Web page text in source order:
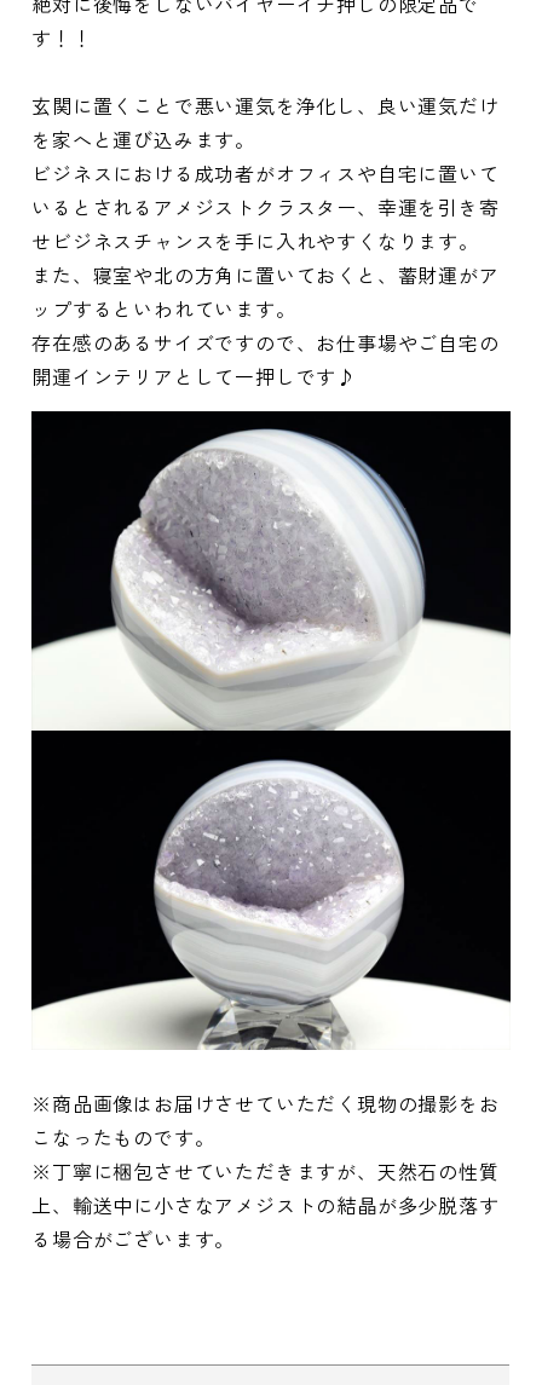
す！！
玄関に置くことで悪い運気を浄化し、良い運気だけ
を家へと運び込みます。
ビジネスにおける成功者がオフィスや自宅に置いて
いるとされるアメジストクラスター、幸運を引き寄
せビジネスチャンスを手に入れやすくなります。
また、寝室や北の方角に置いておくと、蓄財運がア
ップするといわれています。
存在感のあるサイズですので、お仕事場やご自宅の
開運インテリアとして一押しです♪
※商品画像はお届けさせていただく現物の撮影をお
こなったものです。
※丁寧に梱包させていただきますが、天然石の性質
上、輸送中に小さなアメジストの結晶が多少脱落す
る場合がございます。